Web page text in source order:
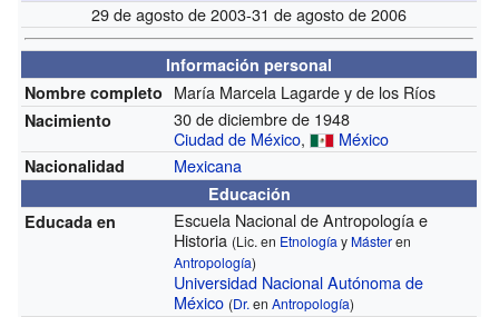
29 de agosto de 2003-31 de agosto de 2006
Información personal
Nombre completo María Marcela Lagarde y de los Ríos
Nacimiento
30 de diciembre de 1948
Ciudad de México, México
Nacionalidad Mexicana
Educación
Educada en
Escuela Nacional de Antropología e
Historia (Lic. en Etnología y Másteren
Antropología)
Universidad Nacional Autónoma de
México (Dr. enAntropología)